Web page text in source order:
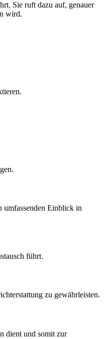
Sie ruft dazu auf, genauer
wird.
umfassenden Einblick in
führt.
zu gewährleisten.
dient und somit zur